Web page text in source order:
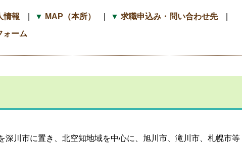
情報 MAP（本所）
求職申込み・問い合わせ先
ォーム
深川市に置き、北空知地域を中心に、旭川市、滝川市、札幌市等